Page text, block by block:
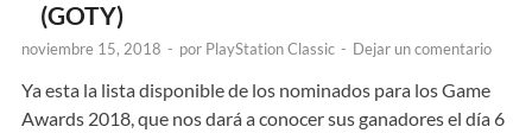
(GOTY)
noviembre 15, 2018 - por PlayStation Classic - Dejar un comentario
Ya esta la lista disponible de los nominados para los Game
Awards 2018, que nos dará a conocer sus ganadores el día 6